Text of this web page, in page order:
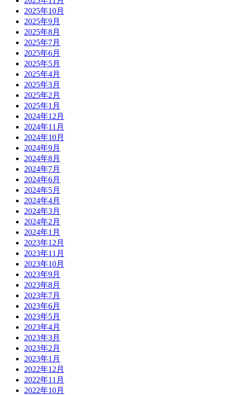
2025年10月
2025年9月
2025年8月
2025年7月
2025年6月
2025年5月
2025年4月
2025年3月
2025年2月
2025年1月
2024年12月
2024年11月
2024年10月
2024年9月
2024年8月
2024年7月
2024年6月
2024年5月
2024年4月
2024年3月
2024年2月
2024年1月
2023年12月
2023年11月
2023年10月
2023年9月
2023年8月
2023年7月
2023年6月
2023年5月
2023年4月
2023年3月
2023年2月
2023年1月
2022年12月
2022年11月
2022年10月